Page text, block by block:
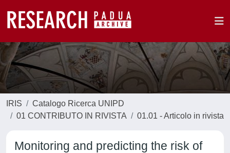
IRIS
Catalogo Ricerca UNIPD
01 CONTRIBUTO IN RIVISTA
01.01 - Articolo in rivista
Monitoring and predicting the risk of